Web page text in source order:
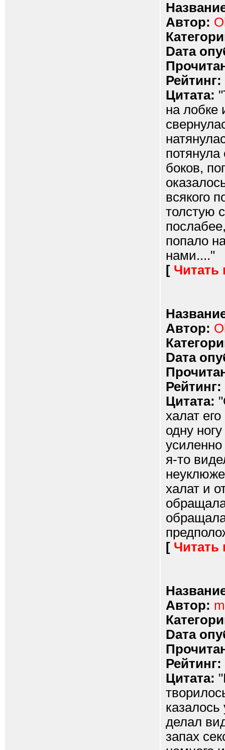
Автор:
Dата
Рейтинг:
Цитата:
на лобке
боков,
всякого
толстую
попало
нами...."
[ Читать
Автор:
Dата
Рейтинг:
Цитата:
халат
одну
усиленно
я-то
халат и
[ Читать
Автор:
Dата
Рейтинг:
Цитата:
делал
запах